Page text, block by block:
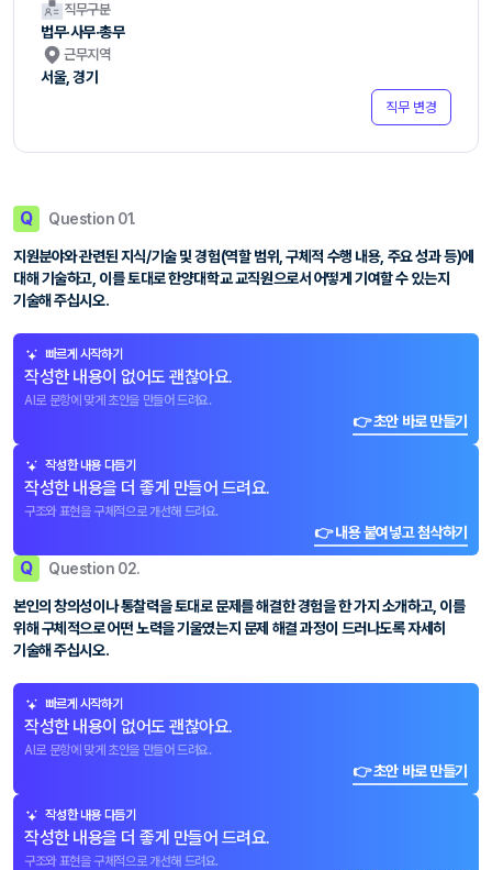
직무구분
법무·사무·총무
근무지역
서울, 경기
직무 변경
Q Question 01.
지원분야와 관련된 지식/기술 및 경험(역할 범위, 구체적 수행 내용, 주요 성과 등)에
대해 기술하고, 이를 토대로 한양대학교 교직원으로서 어떻게 기여할 수 있는지
기술해 주십시오.
빠르게 시작하기
작성한 내용이 없어도 괜찮아요.
AI로 문항에 맞게 초안을 만들어 드려요.
👉 초안 바로 만들기
작성한 내용 다듬기
작성한 내용을 더 좋게 만들어 드려요.
구조와 표현을 구체적으로 개선해 드려요.
👉 내용 붙여넣고 첨삭하기
Q Question 02.
본인의 창의성이나 통찰력을 토대로 문제를 해결한 경험을 한 가지 소개하고, 이를
위해 구체적으로 어떤 노력을 기울였는지 문제 해결 과정이 드러나도록 자세히
기술해 주십시오.
빠르게 시작하기
작성한 내용이 없어도 괜찮아요.
AI로 문항에 맞게 초안을 만들어 드려요.
👉 초안 바로 만들기
작성한 내용 다듬기
작성한 내용을 더 좋게 만들어 드려요.
구조와 표현을 구체적으로 개선해 드려요.